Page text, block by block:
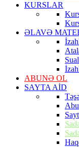
KURSLAR
ƏLAVƏ
ABUNƏ OL
SAYTA AİD